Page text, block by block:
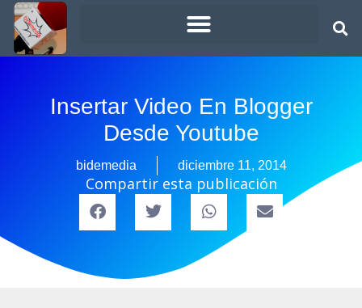
Insertar Video En Blogger
Desde Youtube
bidemedia diciembre 11, 2014
Compartir esta publicación